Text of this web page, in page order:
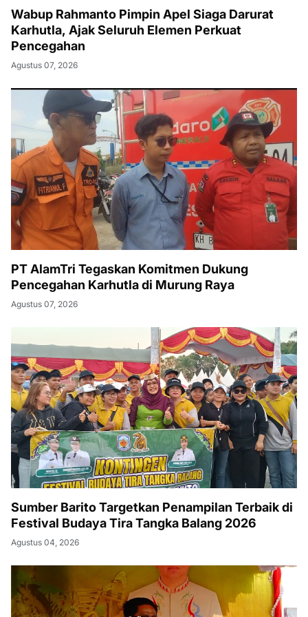
Wabup Rahmanto Pimpin Apel Siaga Darurat
Karhutla, Ajak Seluruh Elemen Perkuat
Pencegahan
Agustus 07, 2026
PT AlamTri Tegaskan Komitmen Dukung
Pencegahan Karhutla di Murung Raya
Agustus 07, 2026
Sumber Barito Targetkan Penampilan Terbaik di
Festival Budaya Tira Tangka Balang 2026
Agustus 04, 2026